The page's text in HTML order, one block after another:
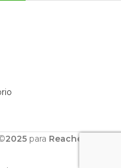
2025para Reachem